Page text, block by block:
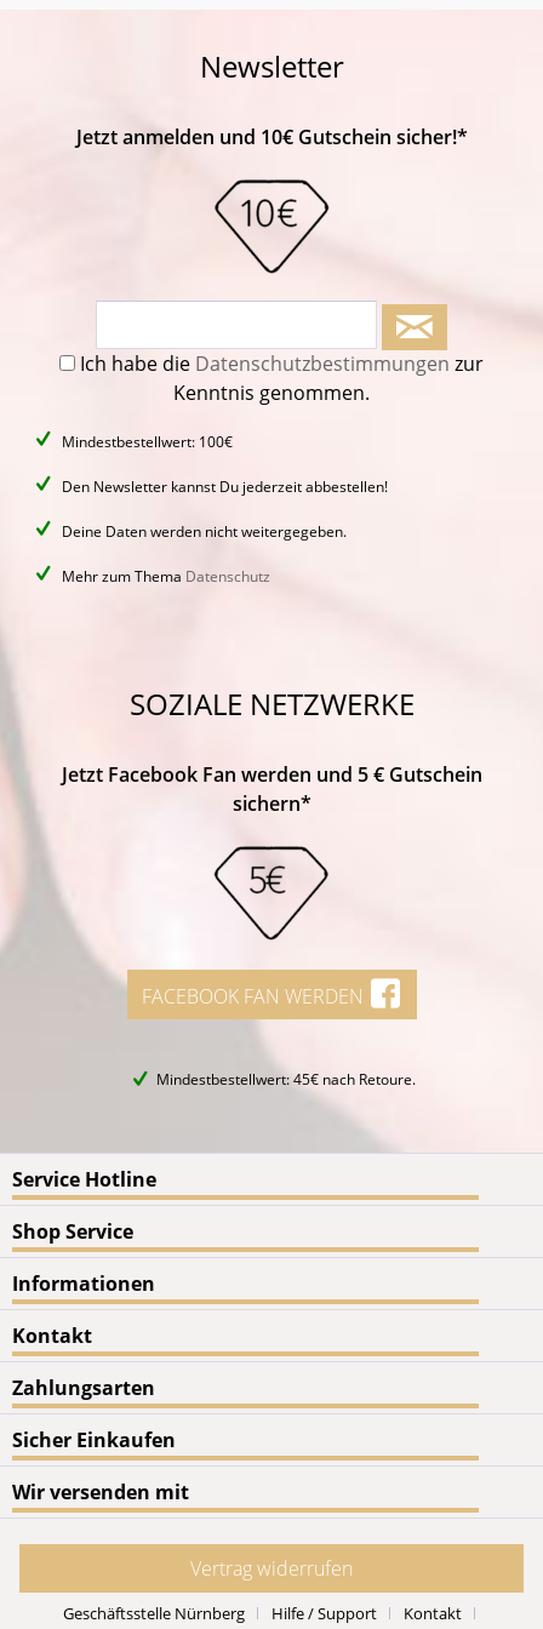
Newsletter
Jetzt anmelden und 10€ Gutschein sicher!*
Ich habe die Datenschutzbestimmungen zur
Kenntnis genommen.
Mindestbestellwert: 100€
Den Newsletter kannst Du jederzeit abbestellen!
Deine Daten werden nicht weitergegeben.
Mehr zum Thema Datenschutz
SOZIALE NETZWERKE
Jetzt Facebook Fan werden und 5 € Gutschein
sichern*
FACEBOOK FAN WERDEN
Mindestbestellwert: 45€ nach Retoure.
Service Hotline
Shop Service
Informationen
Kontakt
Zahlungsarten
Sicher Einkaufen
Wir versenden mit
Vertrag widerrufen
Geschäftsstelle Nürnberg Hilfe / Support Kontakt